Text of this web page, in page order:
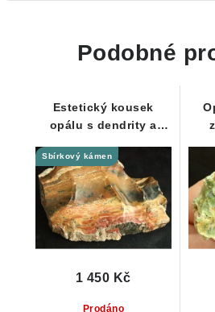
Podobné
Estetický kousek
opálu s dendrity a
Slovensko
Sbírkový kámen
Prodáno
1 450 Kč